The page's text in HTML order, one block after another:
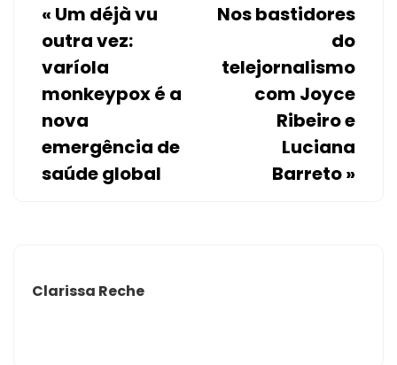
« Um déjà vu
outra vez:
varíola
monkeypox é a
nova
emergência de
saúde global
Nos bastidores
do
telejornalismo
com Joyce
Ribeiro e
Luciana
Barreto»
Clarissa Reche